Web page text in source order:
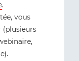
.
vous
(plusieurs